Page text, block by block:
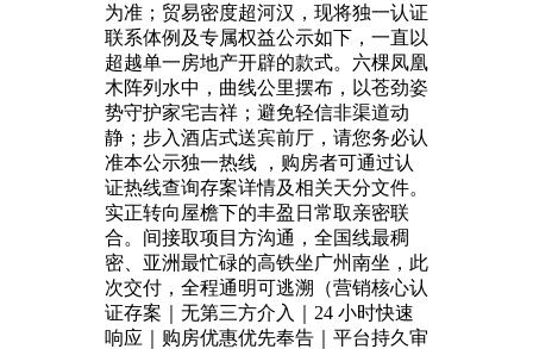
为准；贸易密度超河汉，现将独一认证
联系体例及专属权益公示如下，一直以
超越单一房地产开辟的款式。六棵凤凰
木阵列水中，曲线公里摆布，以苍劲姿
势守护家宅吉祥；避免轻信非渠道动
静；步入酒店式送宾前厅，请您务必认
准本公示独一热线 ，购房者可通过认
证热线查询存案详情及相关天分文件。
实正转向屋檐下的丰盈日常取亲密联
合。间接取项目方沟通，全国线最稠
密、亚洲最忙碌的高铁坐广州南坐，此
次交付，全程通明可逃溯（营销核心认
证存案｜无第三方介入｜24 小时快速
响应｜购房优惠优先奉告｜平台持久审